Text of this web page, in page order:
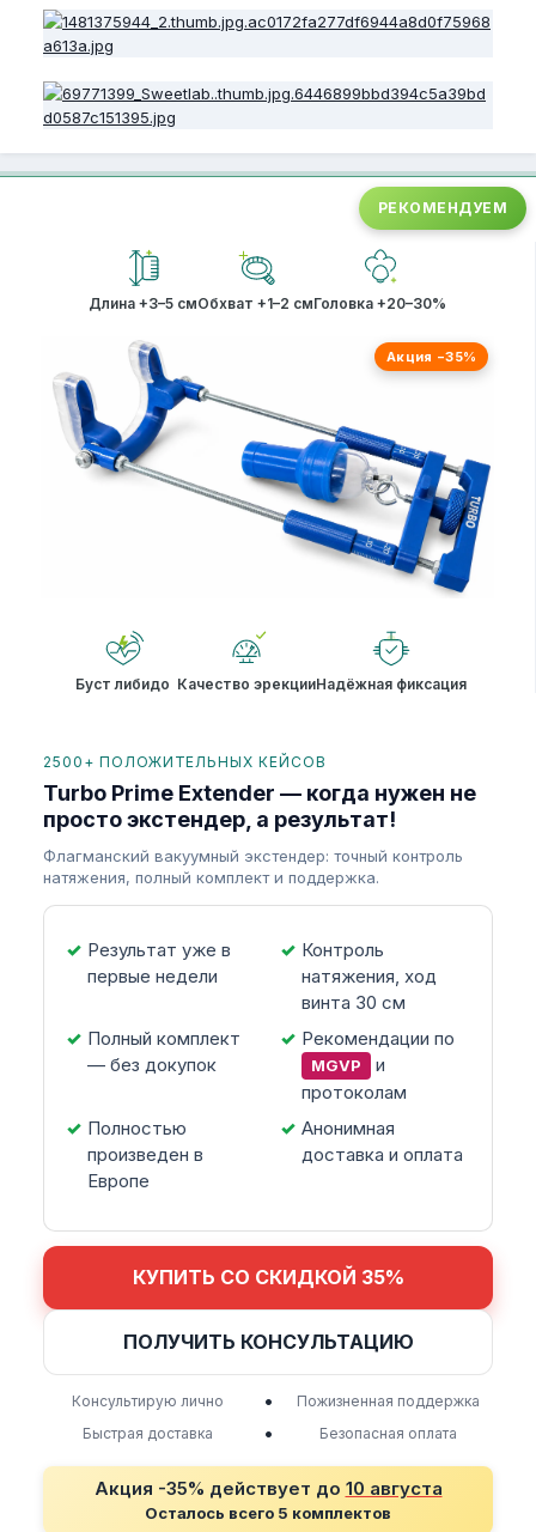
РЕКОМЕНДУЕМ
Длина +3–5 смОбхват +1–2 смГоловка +20–30%
Акция −35%
Буст либидо Качество эрекцииНадёжная фиксация
2500+ ПОЛОЖИТЕЛЬНЫХ КЕЙСОВ
Turbo Prime Extender — когда нужен не
просто экстендер, а результат!
Флагманский вакуумный экстендер: точный контроль
натяжения, полный комплект и поддержка.
Результат уже в
первые недели
Контроль
натяжения, ход
винта 30 см
Полный комплект
— без докупок
Рекомендации по
MGVP
и
протоколам
Полностью
произведен в
Европе
Анонимная
доставка и оплата
КУПИТЬ СО СКИДКОЙ 35%
ПОЛУЧИТЬ КОНСУЛЬТАЦИЮ
Консультирую лично •
Пожизненная поддержка
Быстрая доставка
• Безопасная оплата
Акция -35% действует до 10 августа
Осталось всего 5 комплектов